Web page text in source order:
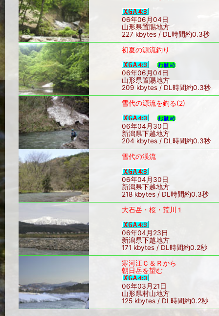
06年06月04日
山形県置賜地方
227 kbytes / DL時間約0.3秒
初夏の源流釣り
06年06月04日
山形県置賜地方
209 kbytes / DL時間約0.3秒
雪代の源流を釣る(2)
06年04月30日
新潟県下越地方
204 kbytes / DL時間約0.3秒
雪代の渓流
06年04月30日
新潟県下越地方
218 kbytes / DL時間約0.3秒
大石岳・桜・荒川１
06年04月23日
新潟県下越地方
171 kbytes / DL時間約0.2秒
寒河江Ｃ＆Ｒから
朝日岳を望む
06年03月21日
山形県村山地方
125 kbytes / DL時間約0.2秒